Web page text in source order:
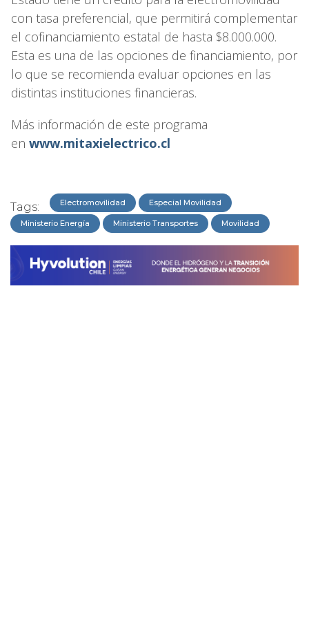
con tasa preferencial, que permitirá complementar
el cofinanciamiento estatal de hasta $8.000.000.
Esta es una de las opciones de financiamiento, por
lo que se recomienda evaluar opciones en las
distintas instituciones financieras.
Más información de este programa
en www.mitaxielectrico.cl
Tags: Electromovilidad Especial Movilidad
Ministerio Energía Ministerio Transportes Movilidad